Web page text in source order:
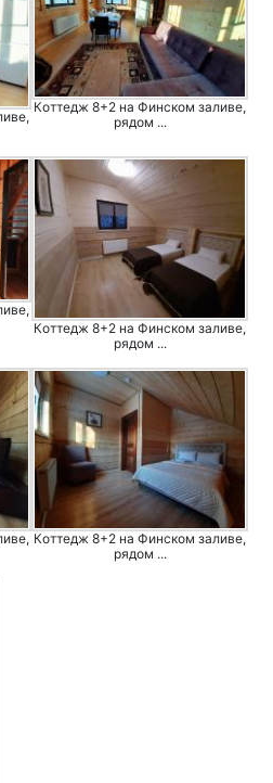
Коттедж 8+2 на Финском заливе,
рядом ...
Коттедж 8+2 на Финском заливе,
рядом ...
Коттедж 8+2 на Финском заливе,
рядом ...